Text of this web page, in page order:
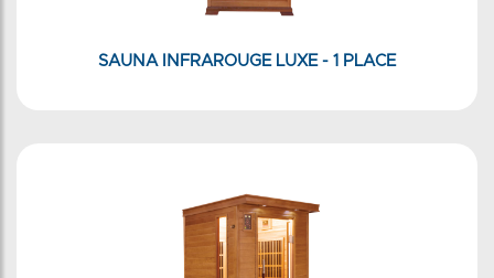
SAUNA INFRAROUGE LUXE - 1 PLACE